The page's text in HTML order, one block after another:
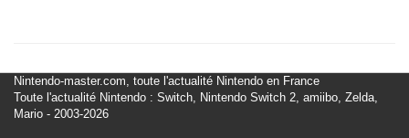
Nintendo-master.com, toute l'actualité Nintendo en France
Toute l'actualité Nintendo : Switch, Nintendo Switch 2, amiibo, Zelda,
Mario - 2003-2026